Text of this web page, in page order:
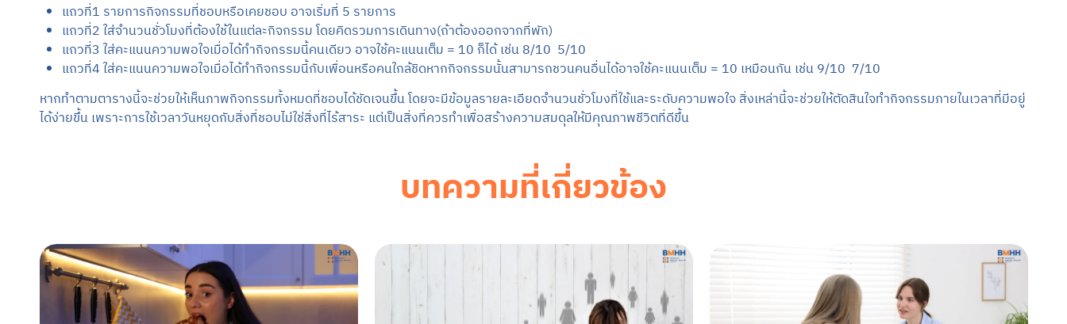
แถวที่1 รายการกิจกรรมที่ชอบหรือเคยชอบ อาจเริ่มที่ 5 รายการ
แถวที่2 ใส่จำนวนชั่วโมงที่ต้องใช้ในแต่ละกิจกรรม โดยคิดรวมการเดินทาง(ถ้าต้องออกจากที่พัก)
แถวที่3 ใส่คะแนนความพอใจเมื่อได้ทำกิจกรรมนี้คนเดียว อาจใช้คะแนนเต็ม = 10 ก็ได้ เช่น 8/10 5/10
แถวที่4 ใส่คะแนนความพอใจเมื่อได้ทำกิจกรรมนี้กับเพื่อนหรือคนใกล้ชิดหากกิจกรรมนั้นสามารถชวนคนอื่นได้อาจใช้คะแนนเต็ม = 10 เหมือนกัน เช่น 9/10 7/10
หากทำตามตารางนี้จะช่วยให้เห็นภาพกิจกรรมทั้งหมดที่ชอบได้ชัดเจนขึ้น โดยจะมีข้อมูลรายละเอียดจำนวนชั่วโมงที่ใช้และระดับความพอใจ สิ่งเหล่านี้จะช่วยให้ตัดสินใจทำกิจกรรมภายในเวลาที่มีอยู่
ได้ง่ายขึ้น เพราะการใช้เวลาวันหยุดกับสิ่งที่ชอบไม่ใช่สิ่งที่ไร้สาระ แต่เป็นสิ่งที่ควรทำเพื่อสร้างความสมดุลให้มีคุณภาพชีวิตที่ดีขึ้น
บทความที่เกี่ยวข้อง